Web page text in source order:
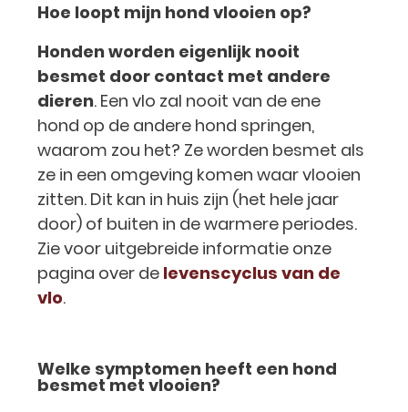
Hoe loopt mijn hond vlooien op?
Honden worden eigenlijk nooit
besmet door contact met andere
dieren. Een vlo zal nooit van de ene
hond op de andere hond springen,
waarom zou het? Ze worden besmet als
ze in een omgeving komen waar vlooien
zitten. Dit kan in huis zijn (het hele jaar
door) of buiten in de warmere periodes.
Zie voor uitgebreide informatie onze
pagina over de levenscyclus van de
vlo.
Welke symptomen heeft een hond
besmet met vlooien?